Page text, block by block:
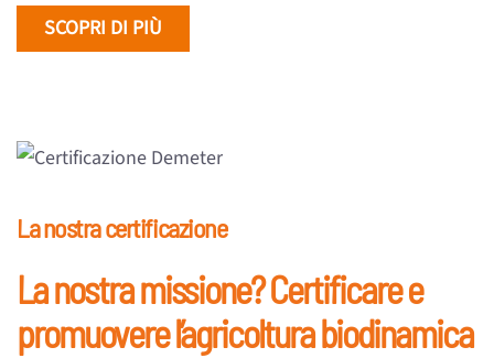
SCOPRI DI PIÙ
La nostra certificazione
La nostra missione? Certificare e
promuovere l’agricoltura biodinamica